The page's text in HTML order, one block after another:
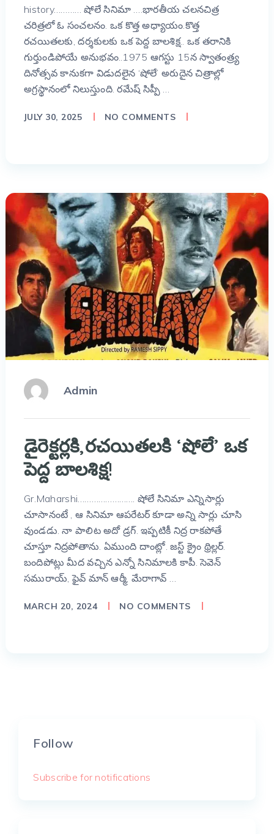
history………… షోలే సినిమా ….భారతీయ చలనచిత్ర
చరిత్రలో ఓ సంచలనం. ఒక కొత్త అధ్యాయం.కొత్త
రచయితలకు, దర్శకులకు ఒక పెద్ద బాలశిక్ష.. ఒక తరానికి
గుర్తుండిపోయే అనుభవం..1975 ఆగస్టు 15న స్వాతంత్ర్య
దినోత్సవ కానుకగా విడుదలైన ‘షోలే’ అరుదైన చిత్రాల్లో
అగ్రస్థానంలో నిలుస్తుంది. రమేష్ సిప్పీ …
JULY 30, 2025 NO COMMENTS
Admin
డైరెక్ట‌ర్ల‌కి,ర‌చ‌యిత‌ల‌కి ‘షోలే’ ఒక
పెద్ద బాల‌శిక్ష‌!
Gr.Maharshi……………………. షోలే సినిమా ఎన్నిసార్లు
చూసానంటే , ఆ సినిమా ఆప‌రేట‌ర్ కూడా అన్ని సార్లు చూసి
వుండ‌డు. నా పాలిట అదో డ్ర‌గ్‌. ఇప్ప‌టికీ నిద్ర రాక‌పోతే
చూస్తూ నిద్ర‌పోతాను. ఏముంది దాంట్లో. జ‌స్ట్ క్రైం థ్రిల్ల‌ర్‌.
బందిపోట్లు మీద వ‌చ్చిన ఎన్నో సినిమాల‌కి కాపీ. సెవెన్
స‌మురాయ్‌, ఫైవ్ మాన్ ఆర్మీ, మేరాగావ్ …
MARCH 20, 2024 NO COMMENTS
Follow
Subscribe for notifications